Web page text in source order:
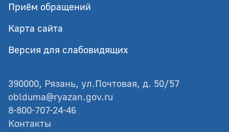
Приём обращений
Карта сайта
Версия для слабовидящих
390000, Рязань, ул.Почтовая, д. 50/57
oblduma@ryazan.gov.ru
8-800-707-24-46
Контакты